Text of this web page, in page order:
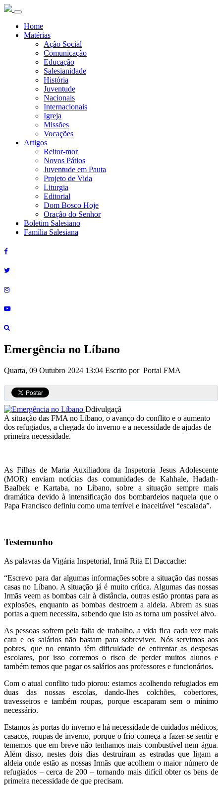
Home
Matérias
Ação Social
Comunicação
Educação
Salesianidade
História
Juventude
Nacionais
Internacionais
Igreja
Missões
Vocações
Artigos
Reitor-mor
Novos Pátios
Juventude em Pauta
Projeto de Vida
Liturgia
Editorial
Dom Bosco Hoje
Oração do Senhor
Boletim Salesiano
Família Salesiana
Emergência no Líbano
Quarta, 09 Outubro 2024 13:04 Escrito por Portal FMA
Ddivulgaçã
A situação das FMA no Líbano, o avanço do conflito e o aumento
dos refugiados, a chegada do inverno e a necessidade de ajudas de
primeira necessidade.
As Filhas de Maria Auxiliadora da Inspetoria Jesus Adolescente
(MOR) enviam notícias das comunidades de Kahhale, Hadath-
Baalbek e Kartaba, no Líbano, sobre a situação sempre mais
dramática devido à intensificação dos bombardeios naquela que o
Papa Francisco definiu como uma terrível e inaceitável “escalada”.
Testemunho
As palavras da Vigária Inspetorial, Irmã Rita El Daccache:
“Escrevo para dar algumas informações sobre a situação das nossas
casas no Líbano. A situação já é muito crítica. Algumas das nossas
Irmãs veem as bombas cair à distância, outras estão prontas para as
explosões, enquanto as bombas destroem a aldeia. Abrem as suas
portas a quem necessita, sabendo que isto as torna um possível alvo.
As pessoas sofrem pela falta de trabalho, a vida fica cada vez mais
cara e os salários não bastam para sobreviver. Nós servimos aos
pobres, que no entanto têm dificuldade de enfrentar as despesas
escolares, por isso corremos o risco de perder muitos alunos e
também temos que pagar os salários aos professores e funcionários.
Com o atual conflito tudo piorou: estamos acolhendo refugiados em
duas das nossas escolas, dando-lhes colchões, cobertores,
travesseiros e também roupas, porque escaparam sem o mínimo
necessário.
Estamos às portas do inverno e há necessidade de cuidados médicos,
casacos, roupas de inverno, porque o frio começa a fazer-se sentir e
tememos que em breve não tenhamos mais combustível nem água.
Além disso, nestes dois dias destruíram as estradas que ligam a
aldeia onde estão as nossas Irmãs que acolhem o maior número de
refugiados – cerca de 200 – tornando mais difícil obter os bens de
primeira necessidade de que precisam.